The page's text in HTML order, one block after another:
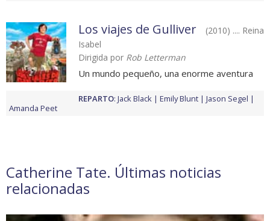
Los viajes de Gulliver
(2010) .... Reina
Isabel
Dirigida por Rob Letterman
Un mundo pequeño, una enorme aventura
REPARTO: Jack Black Emily Blunt
Jason Segel
Amanda Peet
Catherine Tate. Últimas noticias
relacionadas